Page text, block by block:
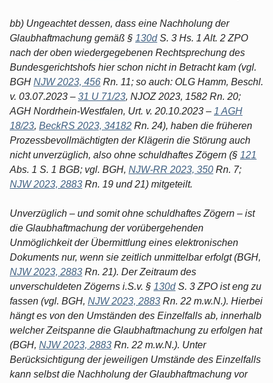
bb) Ungeachtet dessen, dass eine Nachholung der
Glaubhaftmachung gemäß § 130dS. 3 Hs. 1 Alt. 2 ZPO
nach der oben wiedergegebenen Rechtsprechung des
Bundesgerichtshofs hier schon nicht in Betracht kam (vgl.
BGH NJW 2023, 456 Rn. 11; so auch: OLG Hamm, Beschl.
v. 03.07.2023 – 31 U 71/23, NJOZ 2023, 1582 Rn. 20;
AGH Nordrhein-Westfalen, Urt. v. 20.10.2023 – 1 AGH
18/23, BeckRS 2023, 34182 Rn. 24), haben die früheren
Prozessbevollmächtigten der Klägerin die Störung auch
nicht unverzüglich, also ohne schuldhaftes Zögern (§ 121
Abs. 1 S. 1 BGB; vgl. BGH, NJW-RR 2023, 350 Rn. 7;
NJW 2023, 2883 Rn. 19 und 21) mitgeteilt.
Unverzüglich – und somit ohne schuldhaftes Zögern – ist
die Glaubhaftmachung der vorübergehenden
Unmöglichkeit der Übermittlung eines elektronischen
Dokuments nur, wenn sie zeitlich unmittelbar erfolgt (BGH,
NJW 2023, 2883 Rn. 21). Der Zeitraum des
unverschuldeten Zögerns i.S.v. § 130dS. 3 ZPO ist eng zu
fassen (vgl. BGH, NJW 2023, 2883 Rn. 22 m.w.N.). Hierbei
hängt es von den Umständen des Einzelfalls ab, innerhalb
welcher Zeitspanne die Glaubhaftmachung zu erfolgen hat
(BGH, NJW 2023, 2883 Rn. 22 m.w.N.). Unter
Berücksichtigung der jeweiligen Umstände des Einzelfalls
kann selbst die Nachholung der Glaubhaftmachung vor